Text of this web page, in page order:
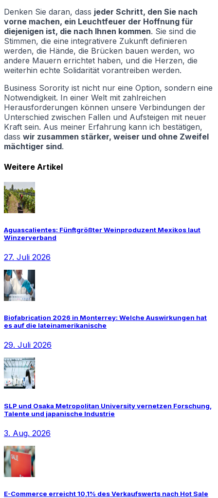
Denken Sie daran, dass jeder Schritt, den Sie nach
vorne machen, ein Leuchtfeuer der Hoffnung für
diejenigen ist, die nach Ihnen kommen. Sie sind die
Stimmen, die eine integrativere Zukunft definieren
werden, die Hände, die Brücken bauen werden, wo
andere Mauern errichtet haben, und die Herzen, die
weiterhin echte Solidarität vorantreiben werden.
Business Sorority ist nicht nur eine Option, sondern eine
Notwendigkeit. In einer Welt mit zahlreichen
Herausforderungen können unsere Verbindungen der
Unterschied zwischen Fallen und Aufsteigen mit neuer
Kraft sein. Aus meiner Erfahrung kann ich bestätigen,
dass wir zusammen stärker, weiser und ohne Zweifel
mächtiger sind.
Weitere Artikel
Aguascalientes: Fünftgrößter Weinproduzent Mexikos laut
Winzerverband
27. Juli 2026
Biofabrication 2026 in Monterrey: Welche Auswirkungen hat
es auf die lateinamerikanische
29. Juli 2026
SLP und Osaka Metropolitan University vernetzen Forschung,
Talente und japanische Industrie
3. Aug. 2026
E-Commerce erreicht 10,1% des Verkaufswerts nach Hot Sale